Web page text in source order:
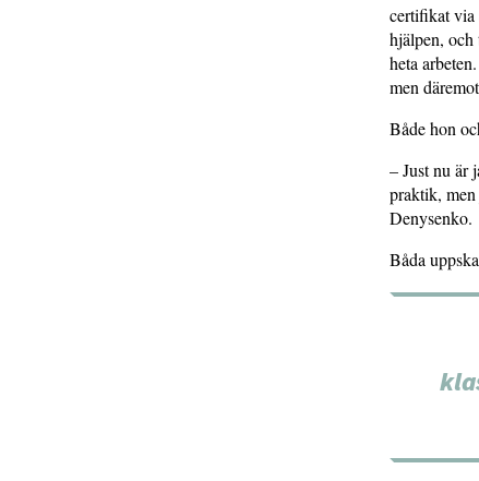
certifikat via
hjälpen, och
heta
men
Både hon
– Just nu är
praktik,
Denysenko.
Båda